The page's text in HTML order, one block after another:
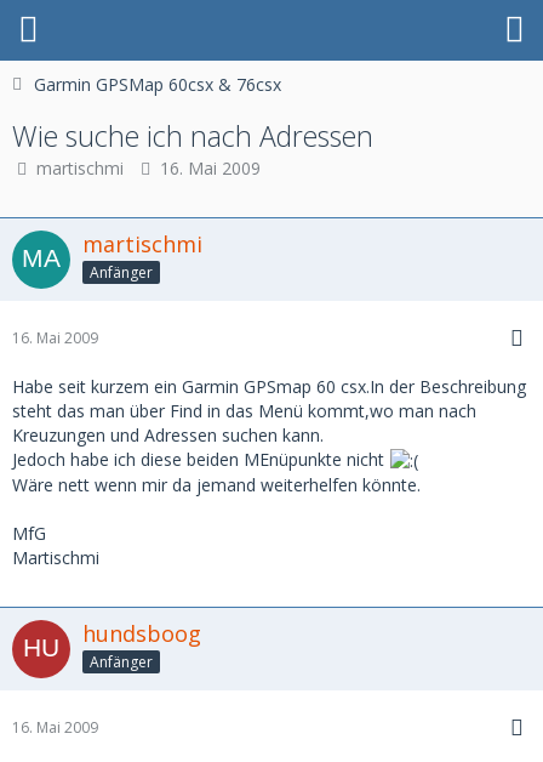
Garmin GPSMap 60csx & 76csx
Wie suche ich nach Adressen
martischmi 16. Mai 2009
martischmi
Anfänger
16. Mai 2009
Habe seit kurzem ein Garmin GPSmap 60 csx.In der Beschreibung
steht das man über Find in das Menü kommt,wo man nach
Kreuzungen und Adressen suchen kann.
Jedoch habe ich diese beiden MEnüpunkte nicht
Wäre nett wenn mir da jemand weiterhelfen könnte.
MfG
Martischmi
hundsboog
Anfänger
16. Mai 2009